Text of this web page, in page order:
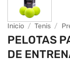
Inicio / Tenis /
PELOTAS
DE